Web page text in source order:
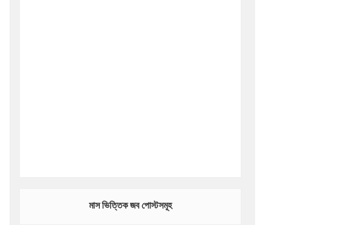
মাস ভিত্তিক জব পোস্টসমূহ